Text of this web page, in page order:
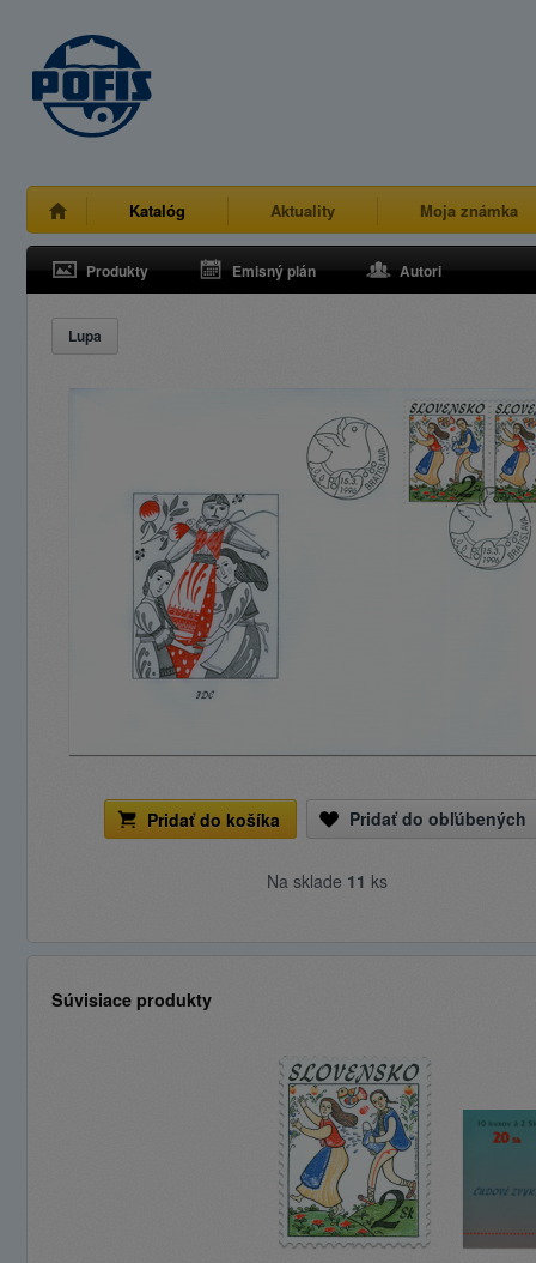
Katalóg Aktuality Moja známka
Produkty Emisný plán Autori
Lupa
Pridať do košíka Pridať do obľúbených
Na sklade 11 ks
Súvisiace produkty